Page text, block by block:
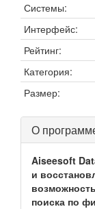
Системы:
Интерфейс:
Рейтинг:
Категория:
Размер:
О
Aiseesoft
и
поиска по